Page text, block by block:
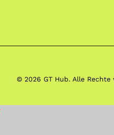
© 2026 GT Hub. Alle Rechte